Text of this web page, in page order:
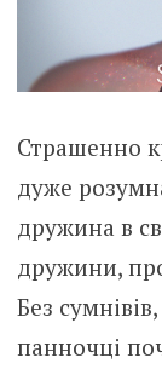
Страшенно
дуже
дружина в
дружини,
Без
панночці